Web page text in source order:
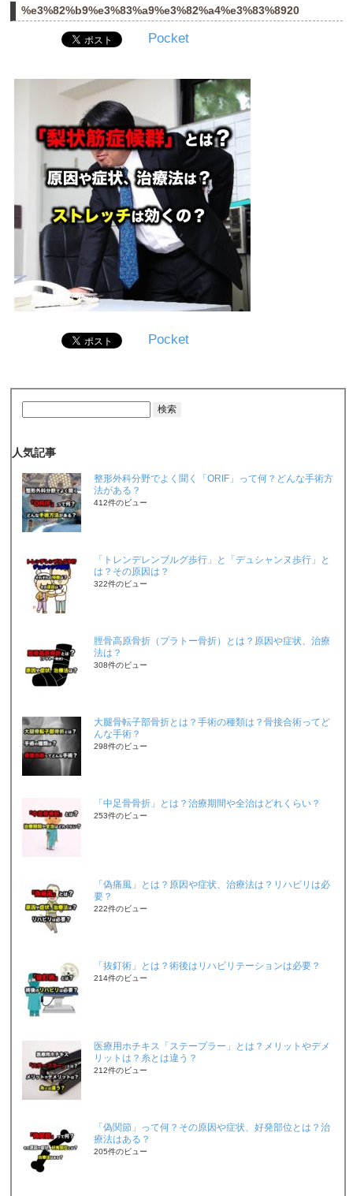
%e3%82%b9%e3%83%a9%e3%82%a4%e3%83%8920
Pocket
Pocket
人気記事
整形外科分野でよく聞く「ORIF」って何？どんな手術方
法がある？
412件のビュー
「トレンデレンブルグ歩行」と「デュシャンヌ歩行」と
は？その原因は？
322件のビュー
脛骨高原骨折（プラトー骨折）とは？原因や症状、治療
法は？
308件のビュー
大腿骨転子部骨折とは？手術の種類は？骨接合術ってど
んな手術？
298件のビュー
「中足骨骨折」とは？治療期間や全治はどれくらい？
253件のビュー
「偽痛風」とは？原因や症状、治療法は？リハビリは必
要？
222件のビュー
「抜釘術」とは？術後はリハビリテーションは必要？
214件のビュー
医療用ホチキス「ステープラー」とは？メリットやデメ
リットは？糸とは違う？
212件のビュー
「偽関節」って何？その原因や症状、好発部位とは？治
療法はある？
205件のビュー